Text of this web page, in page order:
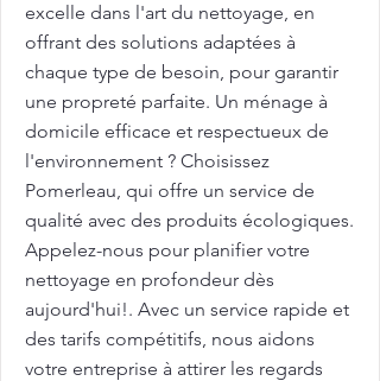
excelle dans l'art du nettoyage, en
offrant des solutions adaptées à
chaque type de besoin, pour garantir
une propreté parfaite. Un ménage à
domicile efficace et respectueux de
l'environnement ? Choisissez
Pomerleau, qui offre un service de
qualité avec des produits écologiques.
Appelez-nous pour planifier votre
nettoyage en profondeur dès
aujourd'hui!. Avec un service rapide et
des tarifs compétitifs, nous aidons
votre entreprise à attirer les regards